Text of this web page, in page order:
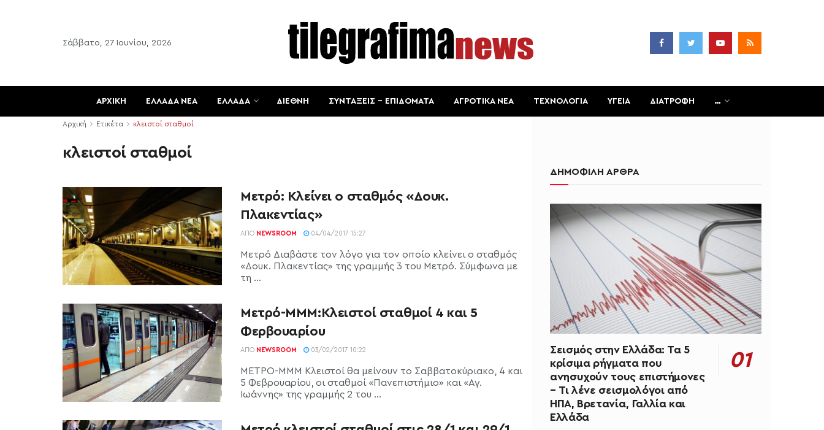
Σάββατο, 27 Ιουνίου, 2026
ΑΡΧΙΚΗ ΕΛΛΑΔΑ ΝΕΑ ΕΛΛΑΔΑ ΔΙΕΘΝΗ ΣΥΝΤΑΞΕΙΣ – ΕΠΙΔΟΜΑΤΑ ΑΓΡΟΤΙΚΑ ΝΕΑ ΤΕΧΝΟΛΟΓΙΑ ΥΓΕΙΑ ΔΙΑΤΡΟΦΗ …
Αρχική Ετικέτα κλειστοί σταθμοί
κλειστοί σταθμοί
Μετρό: Κλείνει ο σταθμός «Δουκ.
Πλακεντίας»
ΑΠΌ NEWSROOM 04/04/2017 15:27
Μετρό Διαβάστε τον λόγο για τον οποίο κλείνει ο σταθμός
«Δουκ. Πλακεντίας» της γραμμής 3 του Μετρό. Σύμφωνα με
τη ...
Μετρό-ΜΜΜ:Κλειστοί σταθμοί 4 και 5
Φερβουαρίου
ΑΠΌ NEWSROOM 03/02/2017 10:22
ΜΕΤΡΟ-ΜΜΜ Κλειστοί θα μείνουν το Σαββατοκύριακο, 4 και
5 Φεβρουαρίου, οι σταθμοί «Πανεπιστήμιο» και «Αγ.
Ιωάννης» της γραμμής 2 του ...
ΔΗΜΟΦΙΛΗ ΑΡΘΡΑ
Σεισμός στην Ελλάδα: Τα 5
κρίσιμα ρήγματα που
ανησυχούν τους επιστήμονες
– Τι λένε σεισμολόγοι από
ΗΠΑ, Βρετανία, Γαλλία και
Ελλάδα